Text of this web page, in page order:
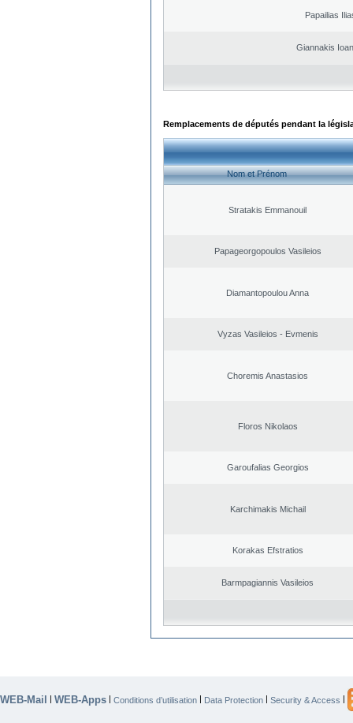
Papailias
Giannakis
Remplacements de députés pendant la
Nom et Prénom
Stratakis Emmanouil
Papageorgopoulos Vasileios
Diamantopoulou Anna
Vyzas Vasileios - Evmenis
Choremis Anastasios
Floros Nikolaos
Garoufalias Georgios
Karchimakis Michail
Korakas Efstratios
Barmpagiannis Vasileios
WEB-Mail | WEB-Apps | Conditions d’utilisation | Data Protection | Security & Access |